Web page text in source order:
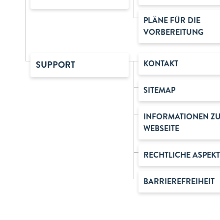
PLÄNE FÜR DIE
VORBEREITUNG
SUPPORT KONTAKT
SITEMAP
INFORMATIONEN
WEBSEITE
RECHTLICHE
BARRIEREFREIHEIT